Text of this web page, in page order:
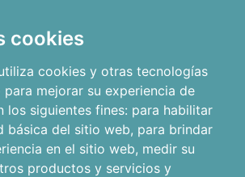
cookies
cookies y otras tecnologías
mejorar su experiencia de
los siguientes fines: para habilitar
básica del sitio web, para brindar
en el sitio web, medir su
productos y servicios y